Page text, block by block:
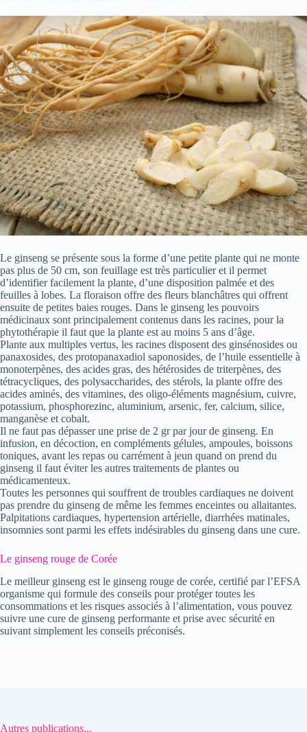
Le ginseng se présente sous la forme d’une petite plante qui ne monte
pas plus de 50 cm, son feuillage est très particulier et il permet
d’identifier facilement la plante, d’une disposition palmée et des
feuilles à lobes. La floraison offre des fleurs blanchâtres qui offrent
ensuite de petites baies rouges. Dans le ginseng les pouvoirs
médicinaux sont principalement contenus dans les racines, pour la
phytothérapie il faut que la plante est au moins 5 ans d’âge.
Plante aux multiples vertus, les racines disposent des ginsénosides ou
panaxosides, des protopanaxadiol saponosides, de l’huile essentielle à
monoterpènes, des acides gras, des hétérosides de triterpènes, des
tétracycliques, des polysaccharides, des stérols, la plante offre des
acides aminés, des vitamines, des oligo-éléments magnésium, cuivre,
potassium, phosphorezinc, aluminium, arsenic, fer, calcium, silice,
manganèse et cobalt.
Il ne faut pas dépasser une prise de 2 gr par jour de ginseng. En
infusion, en décoction, en compléments gélules, ampoules, boissons
toniques, avant les repas ou carrément à jeun quand on prend du
ginseng il faut éviter les autres traitements de plantes ou
médicamenteux.
Toutes les personnes qui souffrent de troubles cardiaques ne doivent
pas prendre du ginseng de même les femmes enceintes ou allaitantes.
Palpitations cardiaques, hypertension artérielle, diarrhées matinales,
insomnies sont parmi les effets indésirables du ginseng dans une cure.
Le ginseng rouge de Corée
Le meilleur ginseng est le ginseng rouge de corée, certifié par l’EFSA
organisme qui formule des conseils pour protéger toutes les
consommations et les risques associés à l’alimentation, vous pouvez
suivre une cure de ginseng performante et prise avec sécurité en
suivant simplement les conseils préconisés.
Autres publications...